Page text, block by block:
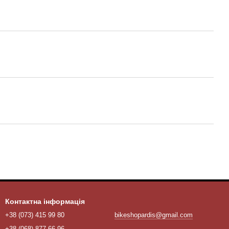
Контактна інформація
+38 (073) 415 99 80
bikeshopardis@gmail.com